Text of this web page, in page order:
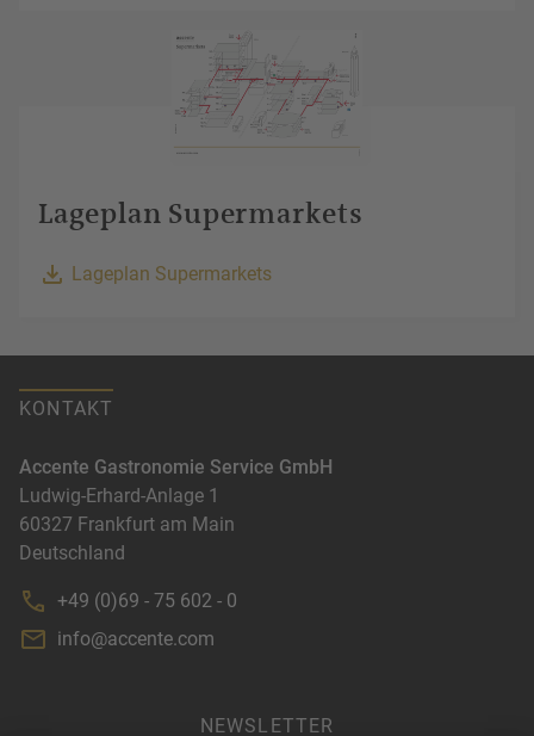
Lageplan Supermarkets
Lageplan Supermarkets
NEWSLETTER
KONTAKT
Accente Gastronomie Service GmbH
Ludwig-Erhard-Anlage 1
60327 Frankfurt am Main
Deutschland
+49 (0)69 - 75 602 - 0
info@accente.com